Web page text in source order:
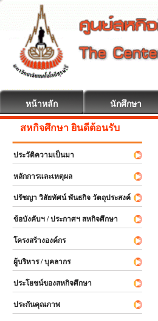
หน้าหลัก นักศึกษา
สหกิจศึกษา ยินดีต้อนรับ
ประวัติความเป็นมา
หลักการและเหตุผล
ปรัชญา วิสัยทัศน์ พันธกิจ วัตถุประสงค์
ข้อบังคับฯ / ประกาศฯ สหกิจศึกษา
โครงสร้างองค์กร
ผู้บริหาร / บุคลากร
ประโยชน์ของสหกิจศึกษา
ประกันคุณภาพ